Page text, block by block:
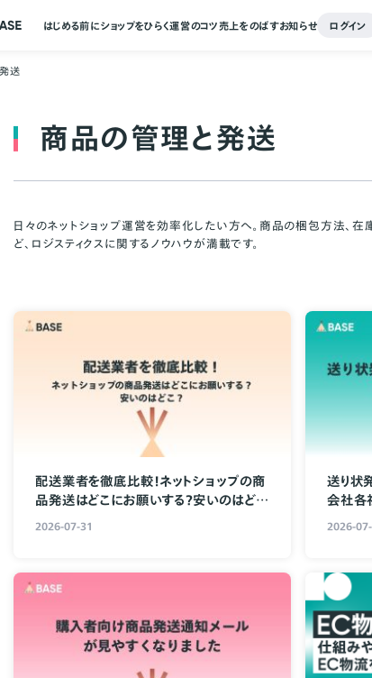
はじめる前にショップをひらく運営のコツ売上をのばすお知らせ ログイン
送
商品の管理と発送
日々のネットショップ運営を効率化したい方へ。商品の梱包方法、
ど、ロジスティクスに関するノウハウが満載です。
配送業者を徹底比較！ネットショップの商
品発送はどこにお願いする？安いのはど
こ？
2026-07-31
送り状
会社各
2026-